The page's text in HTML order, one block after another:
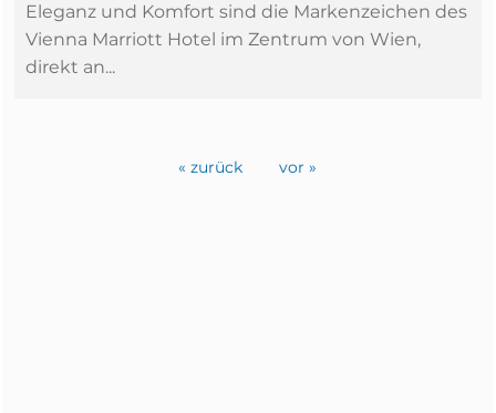
Eleganz und Komfort sind die Markenzeichen des
Vienna Marriott Hotel im Zentrum von Wien,
direkt an...
« zurück vor »